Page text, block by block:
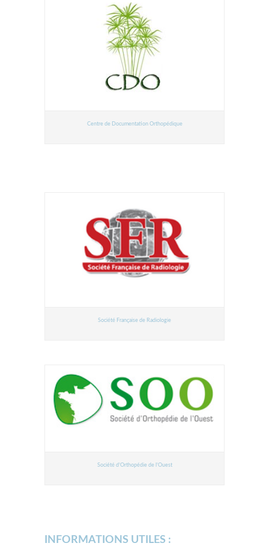
Centre de Documentation Orthopédique
Société Française de Radiologie
Société d’Orthopédie de l’Ouest
INFORMATIONS UTILES :